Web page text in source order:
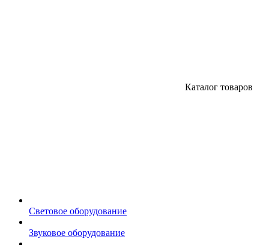
Каталог товаров
Световое оборудование
Звуковое оборудование